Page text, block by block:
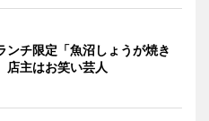
ンチ限定「魚沼しょうが焼き
主はお笑い芸人